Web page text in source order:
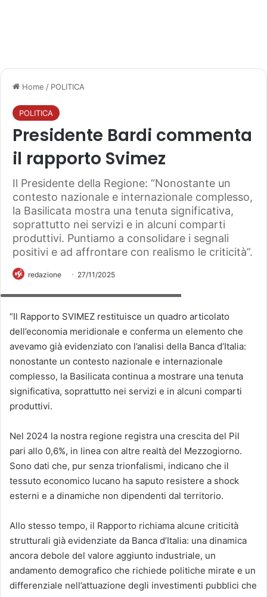
Home / POLITICA
POLITICA
Presidente Bardi commenta
il rapporto Svimez
Il Presidente della Regione: “Nonostante un
contesto nazionale e internazionale complesso,
la Basilicata mostra una tenuta significativa,
soprattutto nei servizi e in alcuni comparti
produttivi. Puntiamo a consolidare i segnali
positivi e ad affrontare con realismo le criticità”.
redazione 27/11/2025
“Il Rapporto SVIMEZ restituisce un quadro articolato
dell’economia meridionale e conferma un elemento che
avevamo già evidenziato con l’analisi della Banca d’Italia:
nonostante un contesto nazionale e internazionale
complesso, la Basilicata continua a mostrare una tenuta
significativa, soprattutto nei servizi e in alcuni comparti
produttivi.
Nel 2024 la nostra regione registra una crescita del Pil
pari allo 0,6%, in linea con altre realtà del Mezzogiorno.
Sono dati che, pur senza trionfalismi, indicano che il
tessuto economico lucano ha saputo resistere a shock
esterni e a dinamiche non dipendenti dal territorio.
Allo stesso tempo, il Rapporto richiama alcune criticità
strutturali già evidenziate da Banca d’Italia: una dinamica
ancora debole del valore aggiunto industriale, un
andamento demografico che richiede politiche mirate e un
differenziale nell’attuazione degli investimenti pubblici che